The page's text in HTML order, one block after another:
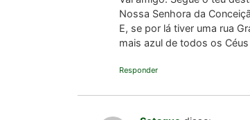
Nossa Senhora da
E, se por lá tiver uma rua
mais azul de todos os
Responder